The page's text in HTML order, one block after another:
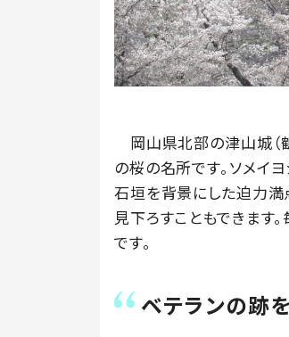
岡山県北部の津山城（
の桜の名所です。ソメイ
石垣を背景にした迫力満
見下ろすこともできます
です。
ベテランの跡